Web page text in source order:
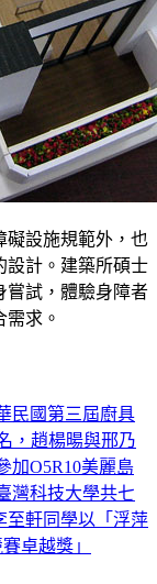
礙設施規範外，也
設計。建築所碩士
嘗試，體驗身障者
求。
民國第三屆廚具
，趙楊暘與邢乃
加O5R10美麗島
灣科技大學共七
至軒同學以「浮萍
卓越獎」